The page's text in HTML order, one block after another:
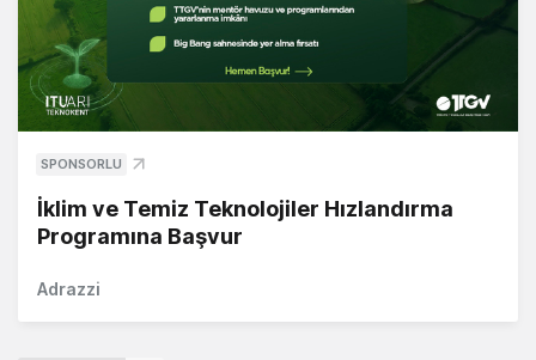
SPONSORLU
İklim ve Temiz Teknolojiler Hızlandırma
Programına Başvur
Adrazzi